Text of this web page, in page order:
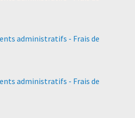
administratifs - Frais de
administratifs - Frais de